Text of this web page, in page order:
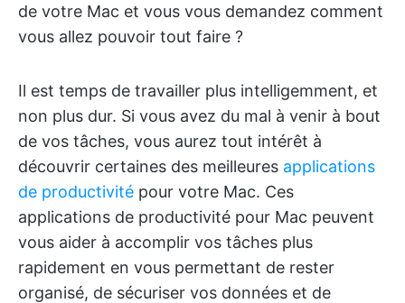
de votre Mac et vous vous demandez comment
vous allez pouvoir tout faire ?
Il est temps de travailler plus intelligemment, et
non plus dur. Si vous avez du mal à venir à bout
de vos tâches, vous aurez tout intérêt à
découvrir certaines des meilleures applications
de productivité pour votre Mac. Ces
applications de productivité pour Mac peuvent
vous aider à accomplir vos tâches plus
rapidement en vous permettant de rester
organisé, de sécuriser vos données et de